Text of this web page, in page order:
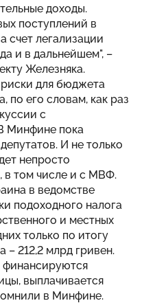
доходы.
поступлений в
счет легализации
и в дальнейшем", –
Железняка.
для бюджета
по его словам, как раз
с
Минфине пока
И не только
непросто
в том числе и с МВФ.
в ведомстве
подоходного налога
и местных
только по итогу
– 212,2 млрд гривен.
финансируются
выплачивается
в Минфине.